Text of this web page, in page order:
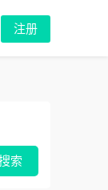
注册